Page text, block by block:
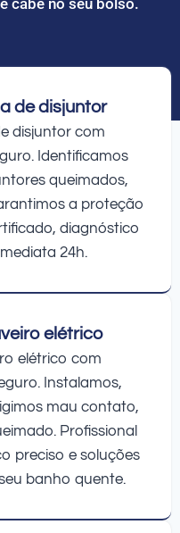
de disjuntor
disjuntor com
Identificamos
queimados,
a proteção
diagnóstico
24h.
elétrico
elétrico com
Instalamos,
mau contato,
Profissional
preciso e soluções
banho quente.